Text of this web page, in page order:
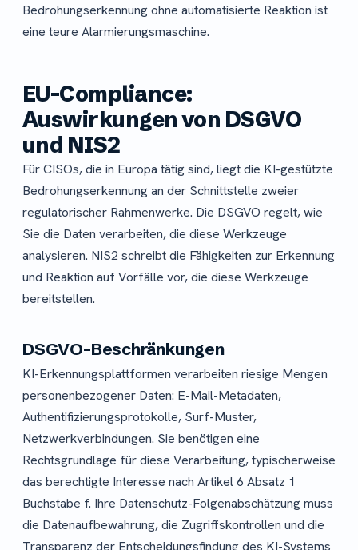
Bedrohungserkennung ohne automatisierte Reaktion ist
eine teure Alarmierungsmaschine.
EU-Compliance:
Auswirkungen von DSGVO
und NIS2
Für CISOs, die in Europa tätig sind, liegt die KI-gestützte
Bedrohungserkennung an der Schnittstelle zweier
regulatorischer Rahmenwerke. Die DSGVO regelt, wie
Sie die Daten verarbeiten, die diese Werkzeuge
analysieren. NIS2 schreibt die Fähigkeiten zur Erkennung
und Reaktion auf Vorfälle vor, die diese Werkzeuge
bereitstellen.
DSGVO-Beschränkungen
KI-Erkennungsplattformen verarbeiten riesige Mengen
personenbezogener Daten: E-Mail-Metadaten,
Authentifizierungsprotokolle, Surf-Muster,
Netzwerkverbindungen. Sie benötigen eine
Rechtsgrundlage für diese Verarbeitung, typischerweise
das berechtigte Interesse nach Artikel 6 Absatz 1
Buchstabe f. Ihre Datenschutz-Folgenabschätzung muss
die Datenaufbewahrung, die Zugriffskontrollen und die
Transparenz der Entscheidungsfindung des KI-Systems